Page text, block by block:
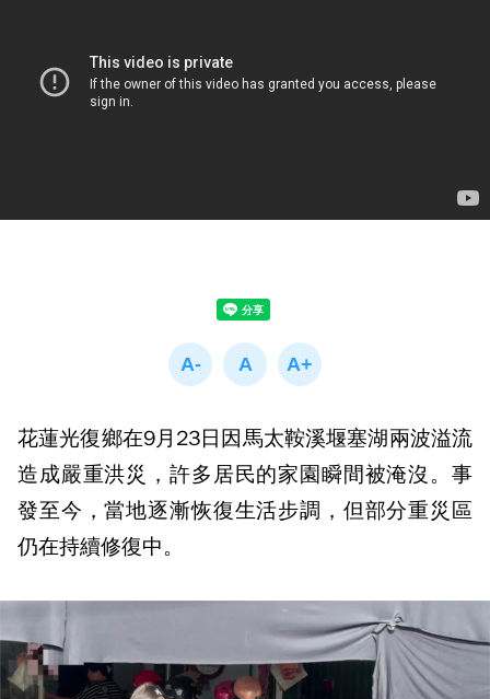
花蓮光復鄉在9月23日因馬太鞍溪堰塞湖兩波溢流
造成嚴重洪災，許多居民的家園瞬間被淹沒。事
發至今，當地逐漸恢復生活步調，但部分重災區
仍在持續修復中。